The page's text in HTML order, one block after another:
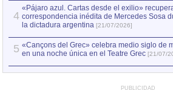
4
«Pájaro azul. Cartas desde el exilio»
correspondencia inédita de Mercedes Sosa
la dictadura argentina [21/07/2026]
5 «Cançons del Grec» celebra medio siglo de
en una noche única en el Teatre Grec [21/07/
PUBLICIDAD